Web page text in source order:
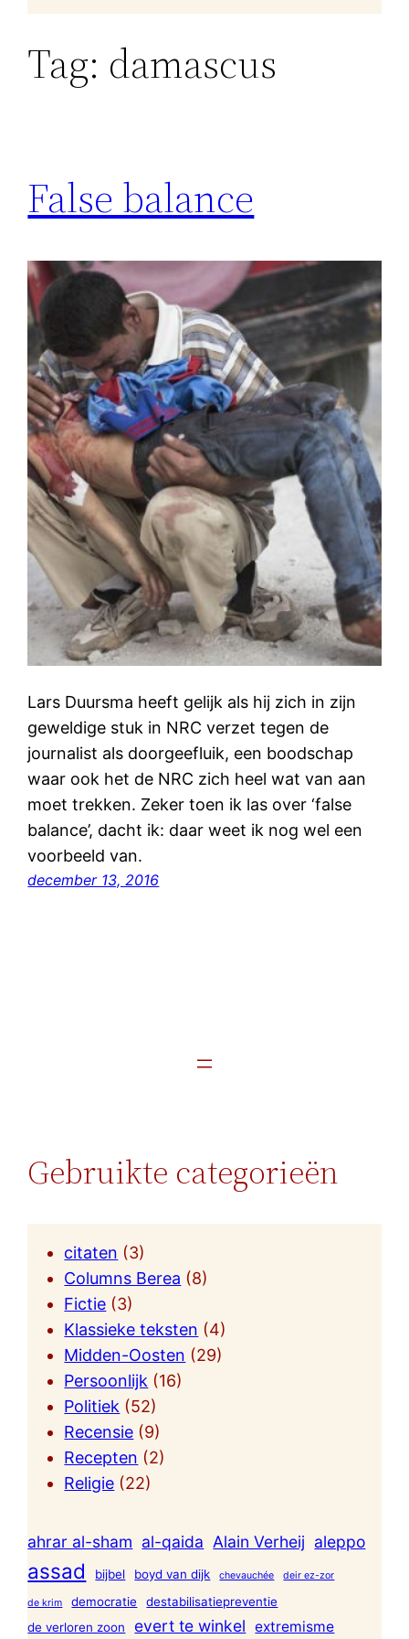
Tag: damascus
False balance
Lars Duursma heeft gelijk als hij zich in zijn
geweldige stuk in NRC verzet tegen de
journalist als doorgeefluik, een boodschap
waar ook het de NRC zich heel wat van aan
moet trekken. Zeker toen ik las over ‘false
balance’, dacht ik: daar weet ik nog wel een
voorbeeld van.
december 13, 2016
Gebruikte categorieën
citaten (3)
Columns Berea (8)
Fictie (3)
Klassieke teksten (4)
Midden-Oosten (29)
Persoonlijk (16)
Politiek (52)
Recensie (9)
Recepten (2)
Religie (22)
ahrar al-sham al-qaida Alain Verheij aleppo
assad bijbel boyd van dijk chevauchée deir ez-zor
de krim democratie
destabilisatiepreventie
de verloren zoon
evert te winkel extremisme